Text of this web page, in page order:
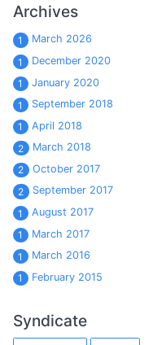
Archives
1
March 2026
1
December 2020
1
January 2020
1
September 2018
1
April 2018
2
March 2018
2
October 2017
2
September 2017
1
August 2017
1
March 2017
1
March 2016
1
February 2015
Syndicate